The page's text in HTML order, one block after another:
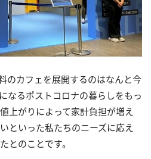
のカフェを展開するのはなんと今
なるポストコロナの暮らしをもっ
上がりによって家計負担が増え
といった私たちのニーズに応え
とのことです。